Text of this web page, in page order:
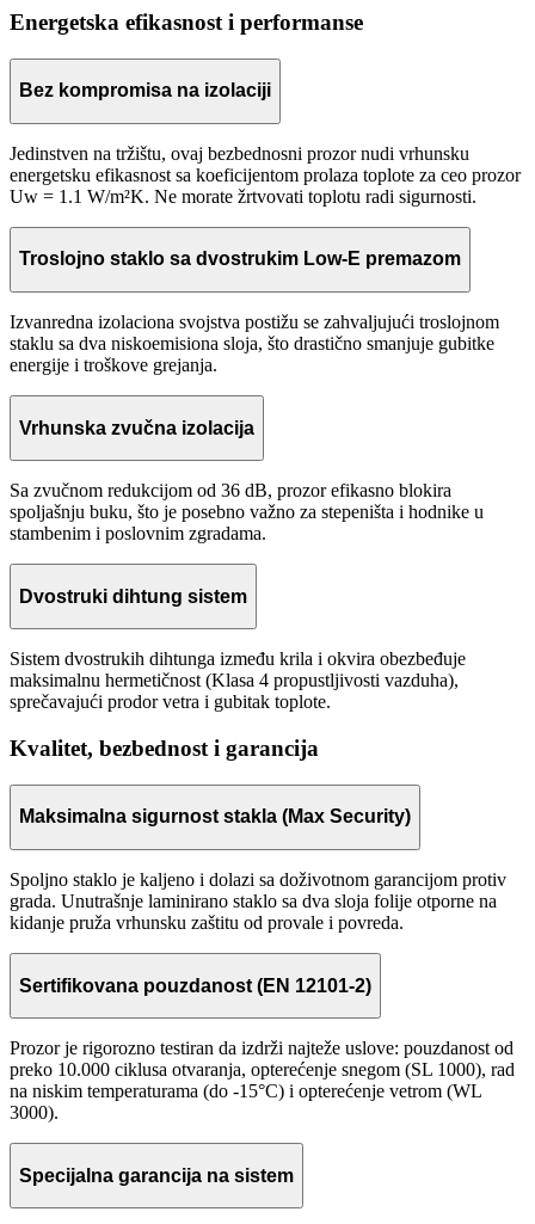
Energetska efikasnost i performanse
Bez kompromisa na izolaciji
Jedinstven na tržištu, ovaj bezbednosni prozor nudi vrhunsku
energetsku efikasnost sa koeficijentom prolaza toplote za ceo prozor
Uw = 1.1 W/m²K. Ne morate žrtvovati toplotu radi sigurnosti.
Troslojno staklo sa dvostrukim Low-E premazom
Izvanredna izolaciona svojstva postižu se zahvaljujući troslojnom
staklu sa dva niskoemisiona sloja, što drastično smanjuje gubitke
energije i troškove grejanja.
Vrhunska zvučna izolacija
Sa zvučnom redukcijom od 36 dB, prozor efikasno blokira
spoljašnju buku, što je posebno važno za stepeništa i hodnike u
stambenim i poslovnim zgradama.
Dvostruki dihtung sistem
Sistem dvostrukih dihtunga između krila i okvira obezbeđuje
maksimalnu hermetičnost (Klasa 4 propustljivosti vazduha),
sprečavajući prodor vetra i gubitak toplote.
Kvalitet, bezbednost i garancija
Maksimalna sigurnost stakla (Max Security)
Spoljno staklo je kaljeno i dolazi sa doživotnom garancijom protiv
grada. Unutrašnje laminirano staklo sa dva sloja folije otporne na
kidanje pruža vrhunsku zaštitu od provale i povreda.
Sertifikovana pouzdanost (EN 12101-2)
Prozor je rigorozno testiran da izdrži najteže uslove: pouzdanost od
preko 10.000 ciklusa otvaranja, opterećenje snegom (SL 1000), rad
na niskim temperaturama (do -15°C) i opterećenje vetrom (WL
3000).
Specijalna garancija na sistem